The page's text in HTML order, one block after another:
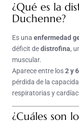
¿Qué es la
Duchenne?
Es una enfermedad
déficit dedistrofina,
muscular.
Aparece entre los2 y
pérdida de la
respiratorias y
¿Cuáles son